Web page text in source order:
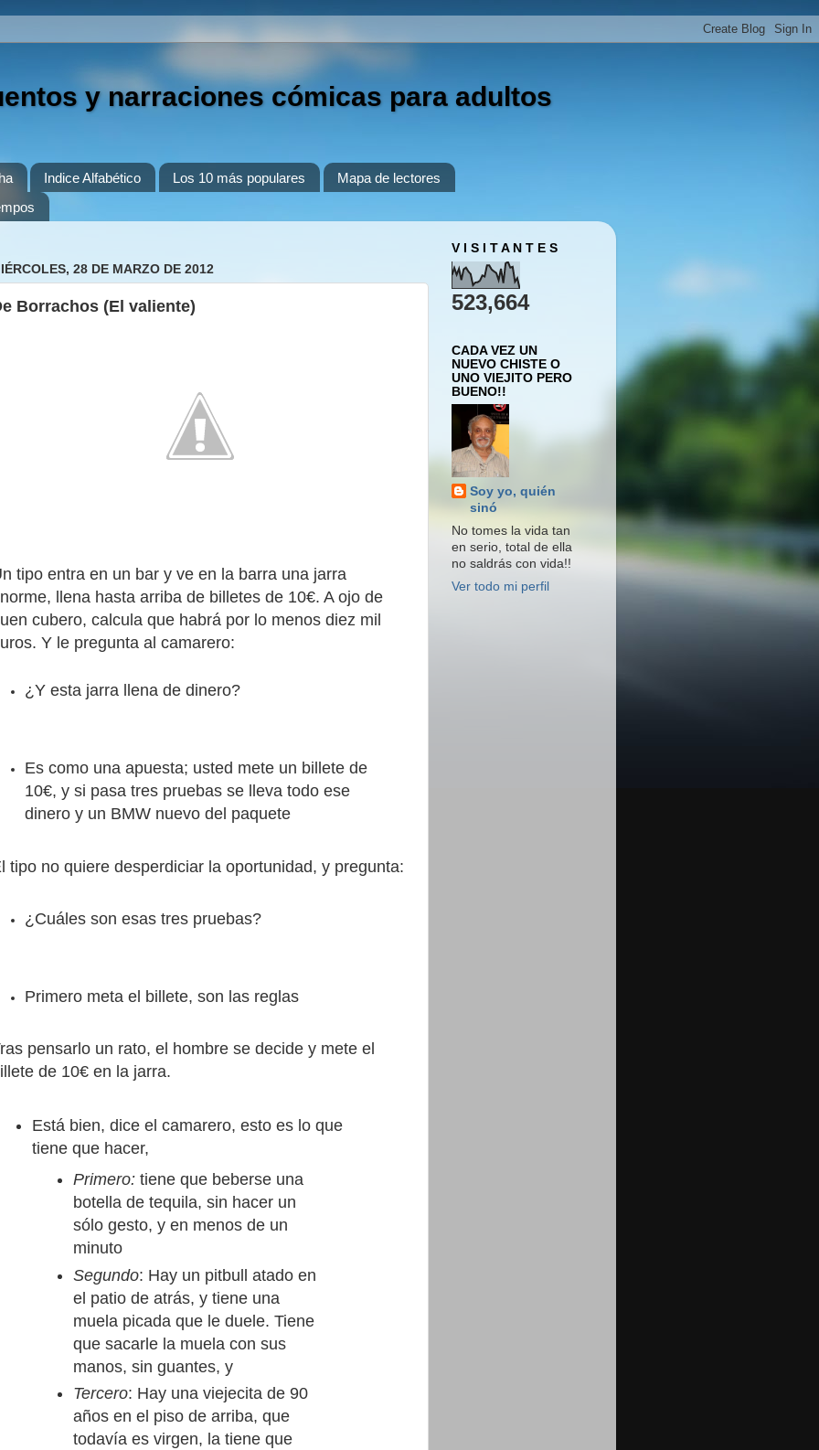
y narraciones cómicas para adultos
Indice Alfabético Los 10 más populares
Mapa de lectores
28 DE MARZO DE 2012
Borrachos (El valiente)
tipo entra en un bar y ve en la barra una jarra
llena hasta arriba de billetes de 10€. A ojo de
cubero, calcula que habrá por lo menos diez mil
Y le pregunta al camarero:
¿Y esta jarra llena de dinero?
Es como una apuesta; usted mete un billete de
10€, y si pasa tres pruebas se lleva todo ese
dinero y un BMW nuevo del paquete
tipo no quiere desperdiciar la oportunidad, y pregunta:
¿Cuáles son esas tres pruebas?
Primero meta el billete, son las reglas
pensarlo un rato, el hombre se decide y mete el
de 10€ en la jarra.
Está bien, dice el camarero, esto es lo que
tiene que hacer,
Primero: tiene que beberse una
botella de tequila, sin hacer un
sólo gesto, y en menos de un
minuto
Segundo: Hay un pitbull atado en
el patio de atrás, y tiene una
muela picada que le duele. Tiene
que sacarle la muela con sus
manos, sin guantes, y
Tercero: Hay una viejecita de 90
años en el piso de arriba, que
todavía es virgen, la tiene que
V I S I T A N T E S
523,664
CADA VEZ UN
NUEVO CHISTE O
UNO VIEJITO PERO
BUENO!!
Soy yo, quién
sinó
No tomes la vida tan
en serio, total de ella
no saldrás con vida!!
Ver todo mi perfil